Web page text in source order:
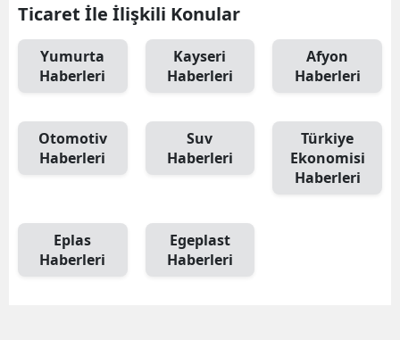
Ticaret İle İlişkili Konular
Yumurta
Haberleri
Kayseri
Haberleri
Afyon
Haberleri
Otomotiv
Haberleri
Suv
Haberleri
Türkiye
Ekonomisi
Haberleri
Eplas
Haberleri
Egeplast
Haberleri